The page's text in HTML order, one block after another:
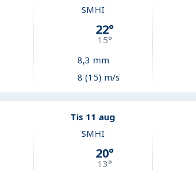
SMHI
22°
15°
8,3 mm
8 (15) m/s
Tis 11 aug
SMHI
20°
13°